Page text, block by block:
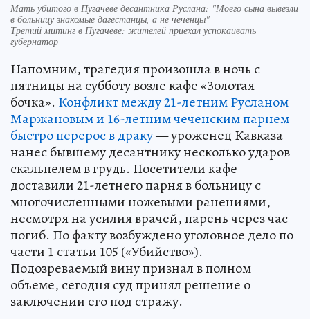
Мать убитого в Пугачеве десантника Руслана: "Моего сына вывезли
в больницу знакомые дагестанцы, а не чеченцы"
Третий митинг в Пугачеве: жителей приехал успокаивать
губернатор
Напомним, трагедия произошла в ночь с
пятницы на субботу возле кафе «Золотая
бочка». Конфликт между 21-летним Русланом
Маржановым и 16-летним чеченским парнем
быстро перерос в драку— уроженец Кавказа
нанес бывшему десантнику несколько ударов
скальпелем в грудь. Посетители кафе
доставили 21-летнего парня в больницу с
многочисленными ножевыми ранениями,
несмотря на усилия врачей, парень через час
погиб. По факту возбуждено уголовное дело по
части 1 статьи 105 («Убийство»).
Подозреваемый вину признал в полном
объеме, сегодня суд принял решение о
заключении его под стражу.